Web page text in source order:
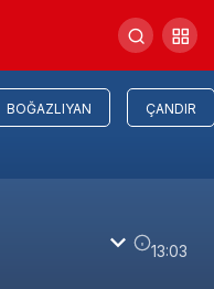
BOĞAZLIYAN ÇANDIR
13:03